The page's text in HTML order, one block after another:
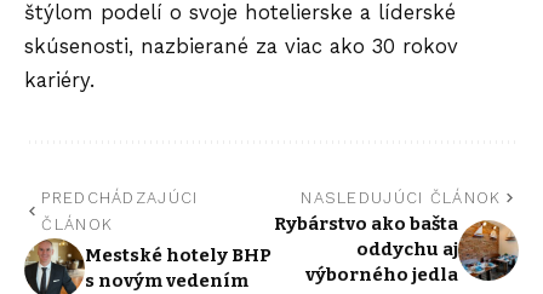
štýlom podelí o svoje hotelierske a líderské
skúsenosti, nazbierané za viac ako 30 rokov
kariéry.
PREDCHÁDZAJÚCI
ČLÁNOK
Mestské hotely BHP
s novým vedením
NASLEDUJÚCI ČLÁNOK
Rybárstvo ako bašta
oddychu aj
výborného jedla